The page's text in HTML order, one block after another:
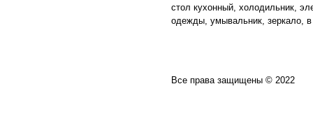
стол кухонный, холодильник,
одежды, умывальник, зеркало,
Все права защищены © 2022